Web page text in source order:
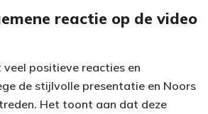
reactie op de video
positieve reacties en
de stijlvolle presentatie en Noors
Het toont aan dat deze